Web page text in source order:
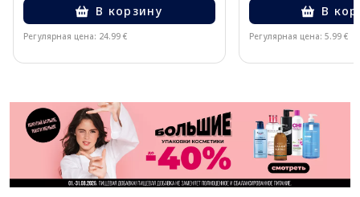
В корзину
Регулярная цена: 24.99 €
В
Регулярная цена: 5.99 €